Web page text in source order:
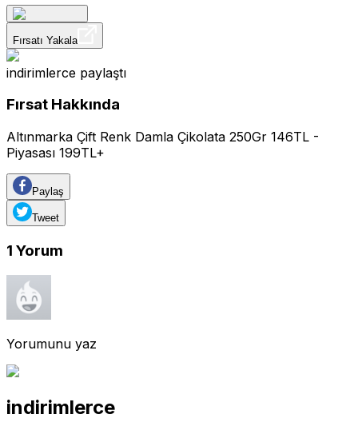
Fırsatı Yakala
indirimlerce paylaştı
Fırsat Hakkında
Altınmarka Çift Renk Damla Çikolata 250Gr 146TL -
Piyasası 199TL+
Paylaş
Tweet
1 Yorum
Yorumunu yaz
indirimlerce